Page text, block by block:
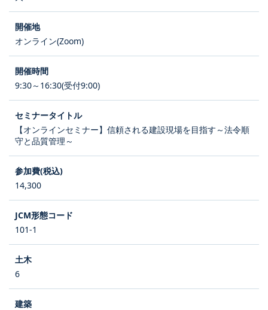
オンライン(Zoom)
9:30～16:30(受付9:00)
【オンラインセミナー】信頼される建設現場を目指す～法令順
守と品質管理～
14,300
101-1
6